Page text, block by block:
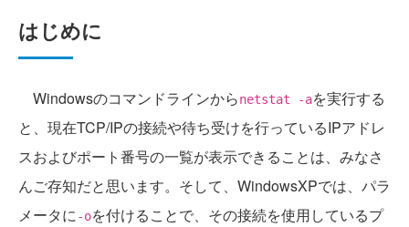
はじめに
Windowsのコマンドラインからnetstat -aを実行する
と、現在TCP/IPの接続や待ち受けを行っているIPアドレ
スおよびポート番号の一覧が表示できることは、みなさ
んご存知だと思います。そして、WindowsXPでは、パラ
メータに-oを付けることで、その接続を使用しているプ